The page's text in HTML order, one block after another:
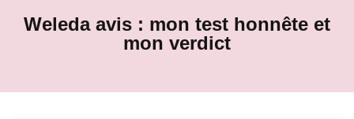
Weleda avis : mon test honnête et
mon verdict